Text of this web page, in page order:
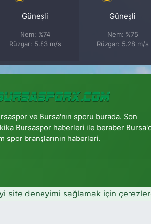
Güneşli
Nem: %74
Rüzgar: 5.83 m/s
Güneşli
Nem: %75
Rüzgar: 5.28 m/s
ve Bursa'nın sporu burada. Son
Bursaspor haberleri ile beraber
spor branşlarının haberleri.
site deneyimi sağlamak için